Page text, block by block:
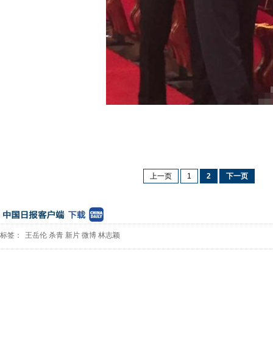
上一页 1 2 下一页
标签： 王岳伦 杀青 新片 微博 林志颖